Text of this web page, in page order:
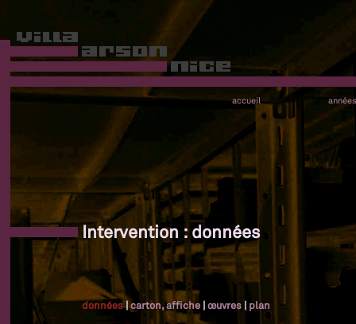
accueil années
Intervention : données
données|carton, affiche |œuvres | plan